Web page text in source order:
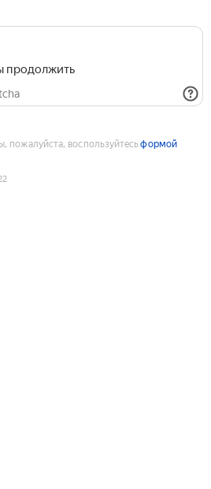
продолжить
пожалуйста, воспользуйтесьформой